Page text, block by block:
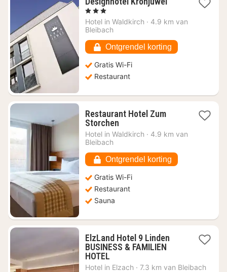
vanaf
, 3 Sterren
Hotel in Waldkirch · 4.9 km van
Bleibach
Ontgrendel korting
Gratis Wi-Fi
Restaurant
Restaurant Hotel Zum
Storchen1
nacht
83,45
Hotel in Waldkirch · 4.9 km van
Bleibach
Ontgrendel korting
Gratis Wi-Fi
Restaurant
Sauna
ElzLand Hotel 9 Linden
BUSINESS & FAMILIEN
HOTEL
nacht
Hotel in Elzach · 7.3 km van Bleibach